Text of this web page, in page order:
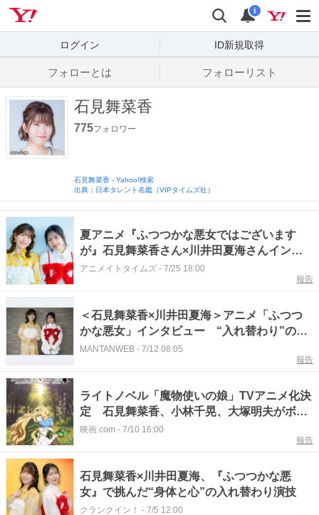
検索
通知
i
ログイン ID新規取得
フォローとは フォローリスト
石見舞菜香
775フォロワー
石見舞菜香 - Yahoo!検索
出典：日本タレント名鑑（VIPタイムズ社）
夏アニメ『ふつつかな悪女ではございます
が』石見舞菜香さん×川井田夏海さんインタ
ビュー｜身体と心が入れ替わる難役、その演
アニメイトタイムズ - 7/25 18:00
報告
＜石見舞菜香×川井田夏海＞アニメ「ふつつ
かな悪女」インタビュー “入れ替わり”の難
役 二人三脚で挑む
MANTANWEB - 7/12 08:05
報告
ライトノベル「魔物使いの娘」TVアニメ化決
定 石見舞菜香、小林千晃、大塚明夫がボイ
スドラマから続投
映画.com - 7/10 16:00
報告
石見舞菜香×川井田夏海、『ふつつかな悪
女』で挑んだ“身体と心”の入れ替わり演技
クランクイン！ - 7/5 12:00